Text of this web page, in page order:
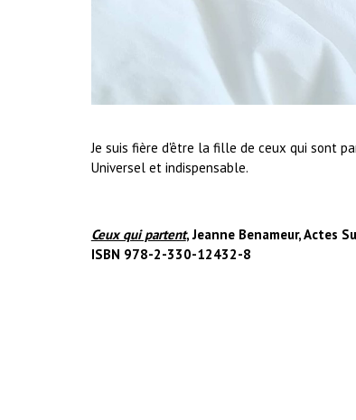
Je suis fière d'être la fille de ceux qui sont
Universel et indispensable.
Ceux qui partent, Jeanne Benameur, Actes
ISBN 978-2-330-12432-8